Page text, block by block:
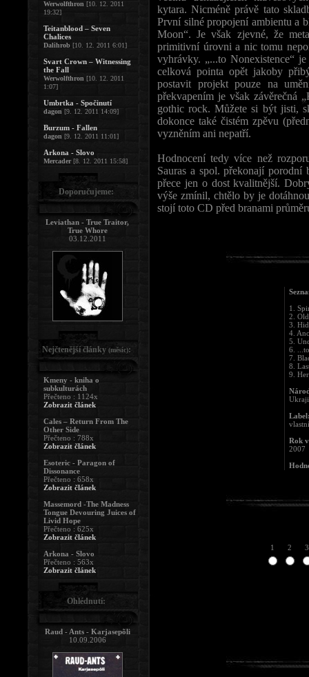
kytara. Nicméně právě tato
První silné propojení ambientu a
Moon“. Je však zjevné, že
primitivní úrovni a nic tomu
vyhrávky. „...to Nonexistence“
celková pointa opět jakoby
postavit projekt pouze na
překvapením je však závěrečná
gothic rock. Můžete si být jisti,
dokonce také čistém zpěvu
vyzněním ani nepatří.
Hodnocení tedy více než
Sauras a spol. překonají
přece jen o dost kvalitnější.
výše zmínil, chtělo by je
stojí toto CD před branami
1.
2.
3.
4.
5.
6.
7.
8.
9.
Rok
2007
1 2 3
Werwolfthron [10. 12. 2011
19:32]
Teitanblood – Seven
Chalices
Dalihrob [10. 12. 2011 6:01]
Svart Crown – Witnessing
the Fall
Werwolfthron [10. 12. 2011
1:07]
Umbrtka - Spočinutí
dagon [9. 12. 2011 14:09]
Burzum - Fallen
dagon [9. 12. 2011 11:01]
Arkona - Slovo
Mercader[8. 12. 2011 15:58]
Doporučujeme:
Leviathan - True Traitor,
True Whore
03.12.2011
Nejčtenější články (měsíc):
Kmeny - kniha o
subkulturách
Přečteno : 1124x
Zobrazit článek
Cales – Return From The
Other Side
Přečteno : 788x
Zobrazit článek
Esoteric - Paragon of
Dissonance
Přečteno : 658x
Zobrazit článek
Massemord -The Madness
Tongue Devouring Juices of
Livid Hope
Přečteno : 625x
Zobrazit článek
Arkona - Slovo
Přečteno : 563x
Zobrazit článek
Ohlédnutí:
Raud - Ants - Karjasepõli
10.09.2006